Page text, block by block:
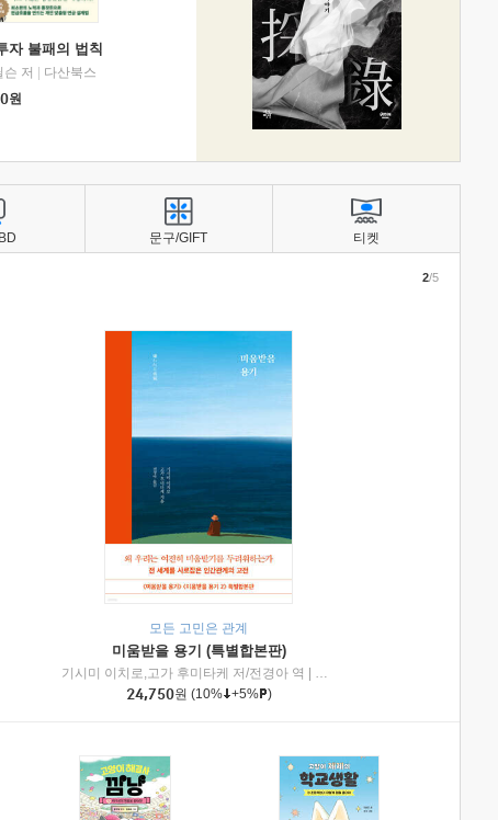
자 불패의 법칙
슨 저
다산북스
원
| 제이브리즈북스
모든 고민은 관계
미움받을 용기 (특별합본판)
기시미 이치로,고가 후미타케 저/전경아 역
인플루엔셜
24,750원 (10% +5% )
2/5
문구/GIFT 티켓